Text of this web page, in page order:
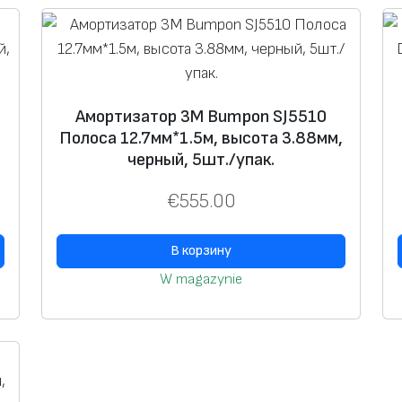
м
т
и
з
т
о
р
3
Амортизатор 3M Bumpon SJ5510
Полоса 12.7мм*1.5м, высота 3.88мм,
черный, 5шт./упак.
€555.00
В корзину
W magazynie